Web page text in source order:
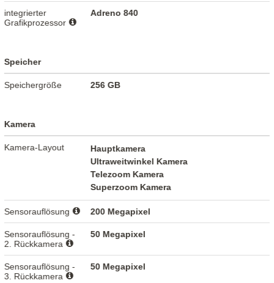
integrierter
Grafikprozessor
Adreno 840
Speicher
Speichergröße 256 GB
Kamera
Kamera-Layout
Hauptkamera
Ultraweitwinkel Kamera
Telezoom Kamera
Superzoom Kamera
Sensorauflösung 200 Megapixel
Sensorauflösung -
2. Rückkamera
50 Megapixel
Sensorauflösung -
3. Rückkamera
50 Megapixel